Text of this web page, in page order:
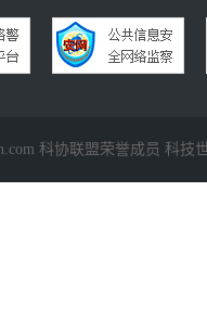
科协联盟荣誉成员 科